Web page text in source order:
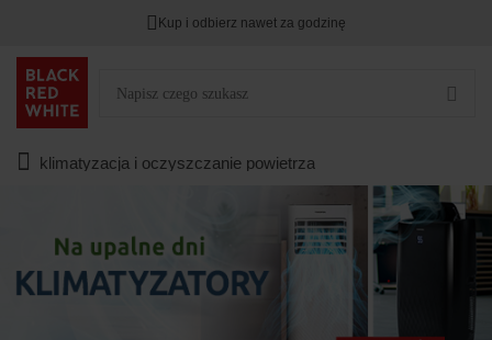
HITY DNIA przy zapisie na Newsletter.
Kup i odbierz nawet za godzinę
klimatyzacja i oczyszczanie powietrza